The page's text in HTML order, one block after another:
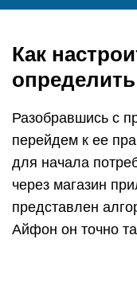
Как
Разобравшись с
перейдем к ее
для начала
через магазин
представлен
Айфон он точно